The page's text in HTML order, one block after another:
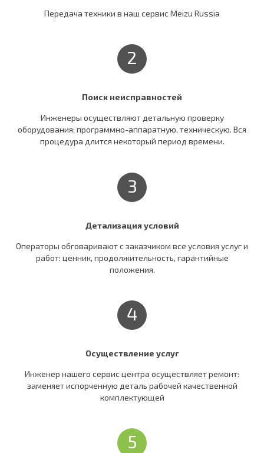
Передача техники в наш сервис Meizu Russia
2
Поиск неисправностей
Инженеры осуществляют детальную проверку
оборудования: программно-аппаратную, техническую. Вся
процедура длится некоторый период времени.
3
Детализация условий
Операторы обговаривают c заказчиком все условия услуг и
работ: ценник, продолжительность, гарантийные
положения.
4
Осуществление услуг
Инженер нашего сервис центра осуществляет ремонт:
заменяет испорченную деталь рабочей качественной
комплектующей
5